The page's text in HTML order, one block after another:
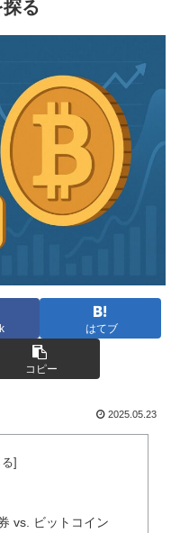
る
はてブ
コピー
2025.05.23
vs. ビットコイン